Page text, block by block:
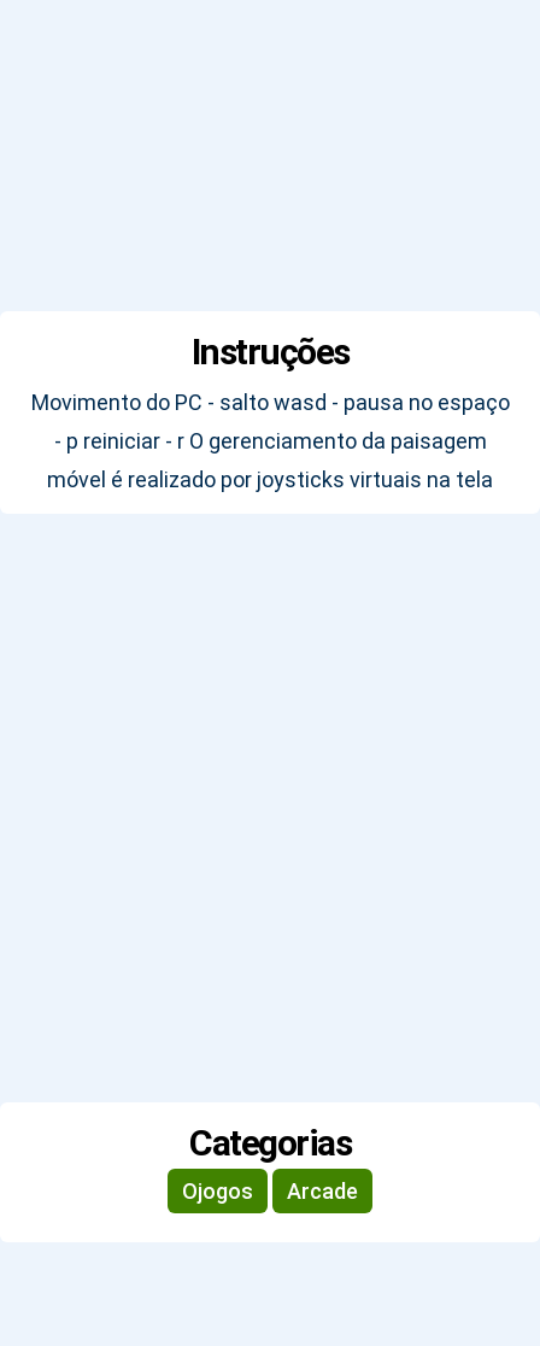
Instruções
Movimento do PC - salto wasd - pausa no espaço
- p reiniciar - r O gerenciamento da paisagem
móvel é realizado por joysticks virtuais na tela
Categorias
Ojogos Arcade